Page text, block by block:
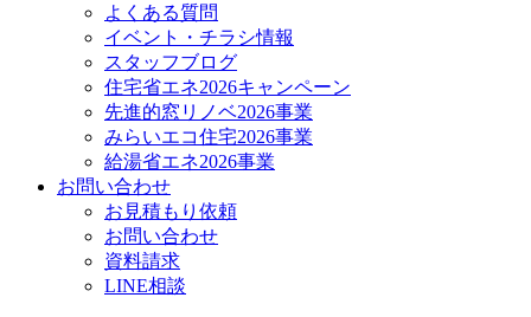
よくある質問
イベント・チラシ情報
スタッフブログ
住宅省エネ2026キャンペーン
先進的窓リノベ2026事業
みらいエコ住宅2026事業
給湯省エネ2026事業
お問い合わせ
お見積もり依頼
お問い合わせ
資料請求
LINE相談